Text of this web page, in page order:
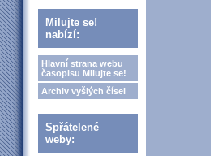
Milujte se!
nabízí:
Hlavní strana webu
časopisu Milujte se!
Archiv vyšlých čísel
Spřátelené
weby: